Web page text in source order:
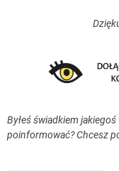
Byłeś świadkiem
poinformować? Chcesz